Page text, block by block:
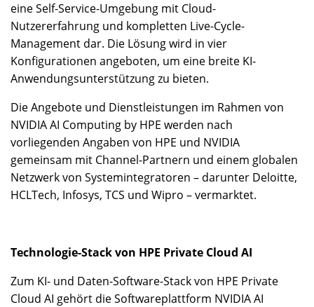
eine Self-Service-Umgebung mit Cloud-
Nutzererfahrung und kompletten Live-Cycle-
Management dar. Die Lösung wird in vier
Konfigurationen angeboten, um eine breite KI-
Anwendungsunterstützung zu bieten.
Die Angebote und Dienstleistungen im Rahmen von
NVIDIA AI Computing by HPE werden nach
vorliegenden Angaben von HPE und NVIDIA
gemeinsam mit Channel-Partnern und einem globalen
Netzwerk von Systemintegratoren – darunter Deloitte,
HCLTech, Infosys, TCS und Wipro – vermarktet.
Technologie-Stack von HPE Private Cloud AI
Zum KI- und Daten-Software-Stack von HPE Private
Cloud AI gehört die Softwareplattform NVIDIA AI